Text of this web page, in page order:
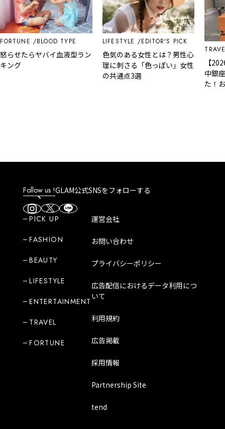
BLOOD TYPE
たらヤバイ血液型ラン
LIFESTYLE EDITOR'S PICK
色気のある女性とは？男性心
理に刺さる「色っぽい」女性
の共通点3選
TRAVEL
【2026年
中銀座）
た！おす
Follow us !GLAM公式SNSをフォローする
PICK UP
FASHION
BEAUTY
LIFESTYLE
ENTERTAINMENT
TRAVEL
FORTUNE
運営会社
お問い合わせ
プライバシーポリシー
広告配信におけるデータ利用につ
いて
利用規約
広告掲載
採用情報
Partnership Site
tend